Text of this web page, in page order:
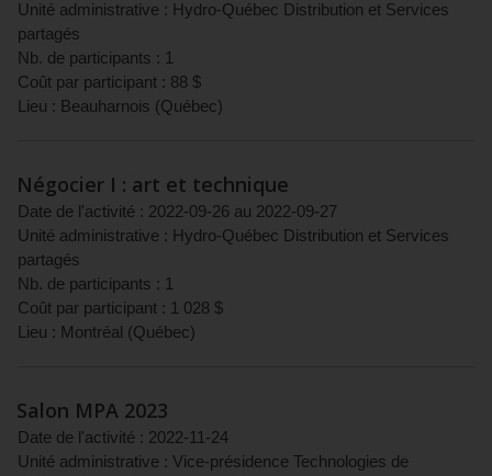
Unité administrative : Hydro-Québec Distribution et Services
partagés
Nb. de participants : 1
Coût par participant : 88 $
Lieu : Beauharnois (Québec)
Négocier I : art et technique
Date de l'activité : 2022-09-26 au 2022-09-27
Unité administrative : Hydro-Québec Distribution et Services
partagés
Nb. de participants : 1
Coût par participant : 1 028 $
Lieu : Montréal (Québec)
Salon MPA 2023
Date de l'activité : 2022-11-24
Unité administrative : Vice-présidence Technologies de